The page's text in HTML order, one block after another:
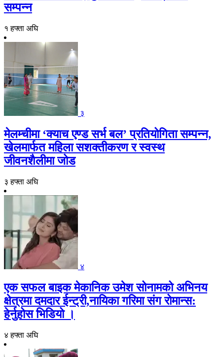
सम्पन्न
१ हफ्ता अघि
३
मेलम्चीमा ‘क्याच एण्ड सर्भ बल’ प्रतियोगिता सम्पन्न,
खेलमार्फत महिला सशक्तीकरण र स्वस्थ
जीवनशैलीमा जोड
३ हफ्ता अघि
४
एक सफल बाइक मेकानिक उमेश सोनामको अभिनय
क्षेत्रमा दमदार ईन्ट्री,नायिका गरिमा संग रोमान्स:
हेर्नुहोस भिडियो ।
४ हफ्ता अघि